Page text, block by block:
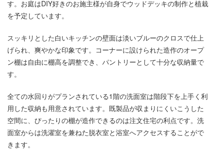
す。お庭はDIY好きのお施主様が自身でウッドデッキの制作と植栽
を予定しています。
スッキリとした白いキッチンの壁面は淡いブルーのクロスで仕上
げられ、爽やかな印象です。コーナーに設けられた造作のオープ
ン棚は自由に棚高を調整でき、パントリーとして十分な収納量で
す。
全ての水回りがプランされている1階の洗面室は階段下を上手く利
用した収納も用意されています。既製品が収まりにくいこうした
空間に、ぴったりの棚が造作できるのは注文住宅の利点です。洗
面室からは洗濯室を兼ねた脱衣室と浴室へアクセスすることがで
きます。